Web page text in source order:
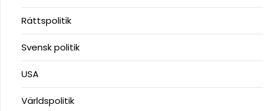
Rättspolitik
Svensk politik
USA
Världspolitik